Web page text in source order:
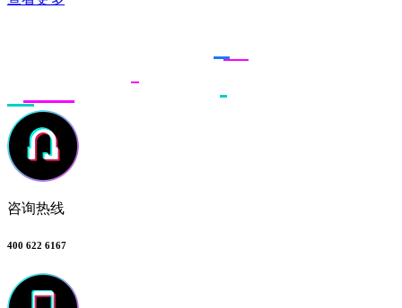
咨询热线
400 622 6167